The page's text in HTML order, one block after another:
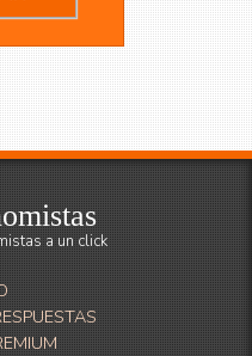
a un click